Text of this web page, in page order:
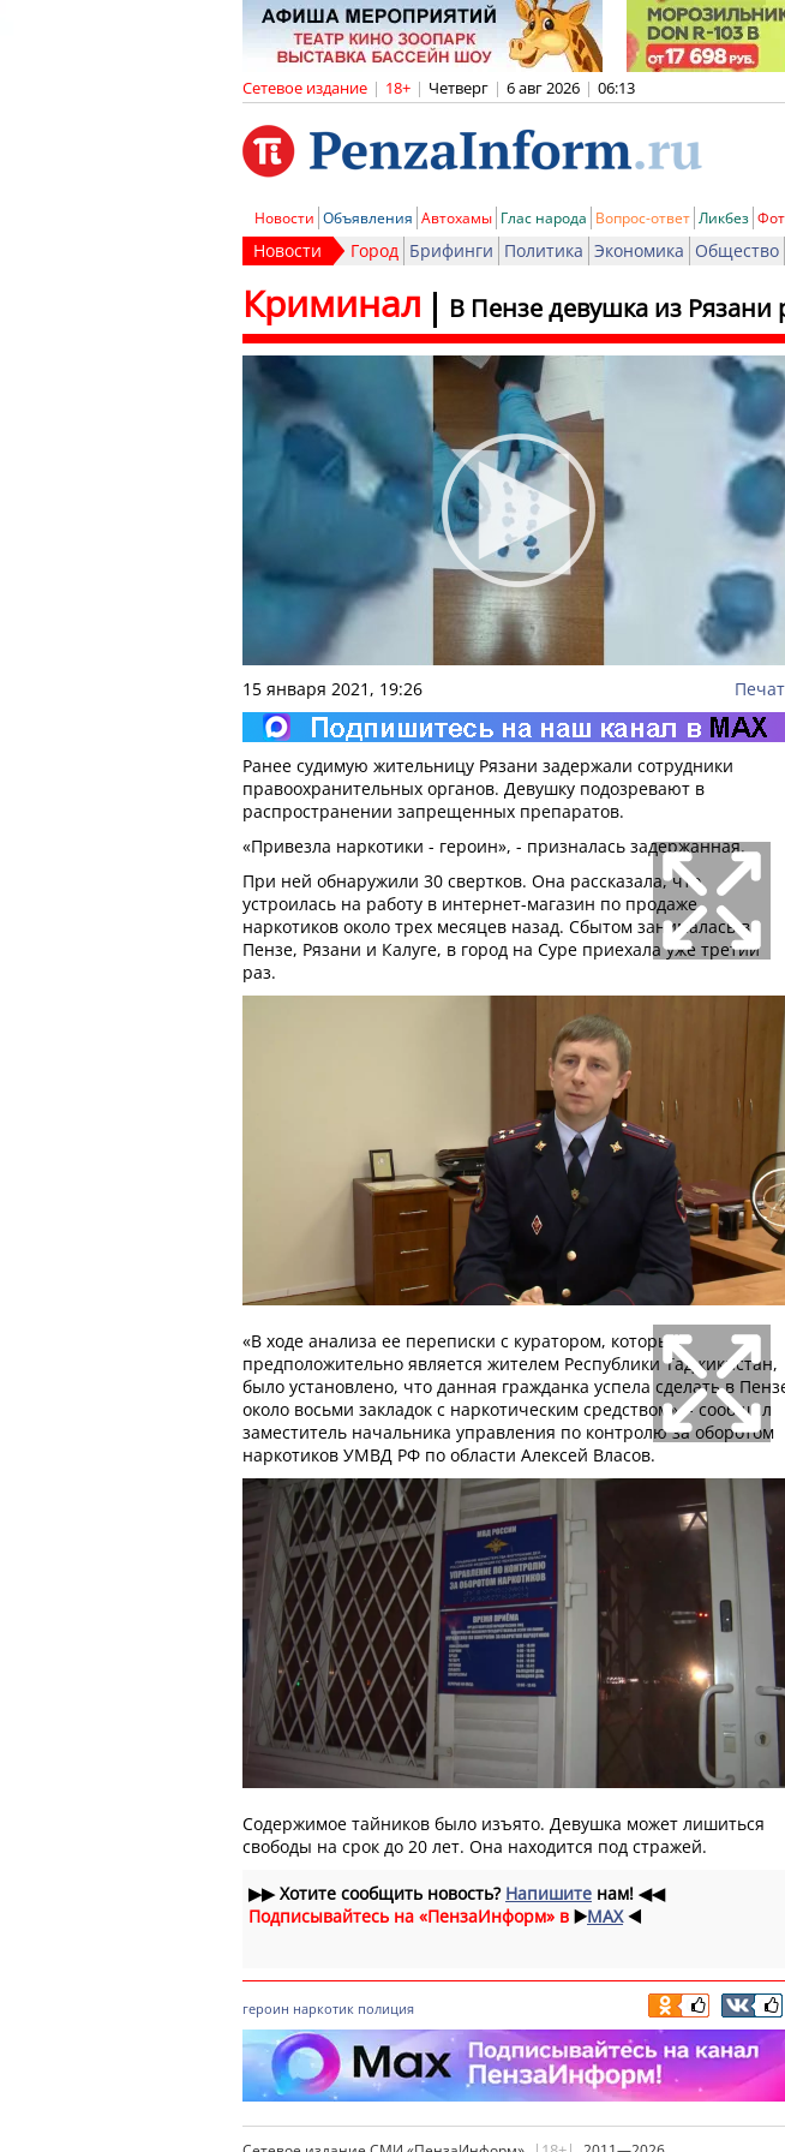
Сетевое издание | 18+ | Четверг | 6 авг 2026 | 06:13
Новости Объявления Автохамы Глас народа Вопрос-ответ Ликбез
Новости Город Брифинги Политика Экономика Общество
В Пензе девушка из Рязани
Криминал
15 января 2021, 19:26
Ранее судимую жительницу Рязани задержали сотрудники
правоохранительных органов. Девушку подозревают в
распространении запрещенных препаратов.
«Привезла наркотики - героин», - призналась задержанная.
При ней обнаружили 30 свертков. Она рассказала, что
устроилась на работу в интернет-магазин по продаже
наркотиков около трех месяцев назад. Сбытом занималась в
Пензе, Рязани и Калуге, в город на Суре приехала уже третий
раз.
«В ходе анализа ее переписки с куратором, который
предположительно является жителем Республики Таджикистан,
было установлено, что данная гражданка успела сделать в
около восьми закладок с наркотическим средством», - сообщил
заместитель начальника управления по контролю за оборотом
наркотиков УМВД РФ по области Алексей Власов.
Содержимое тайников было изъято. Девушка может лишиться
свободы на срок до 20 лет. Она находится под стражей.
▶▶Хотите сообщить новость? Напишите нам! ◀◀
Подписывайтесь на «ПензаИнформ» в ▶️MAX ◀️
героин наркотик полиция